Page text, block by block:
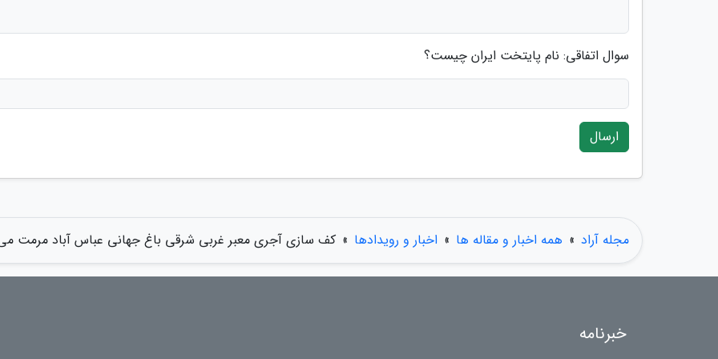
سوال اتفاقی: نام پایتخت ایران چیست؟
ارسال
مجله آراد » همه اخبار و مقاله ها » اخبار و رویدادها » کف سازی آجری معبر غربی شرقی باغ جهانی عباس آباد مرمت
خبرنامه